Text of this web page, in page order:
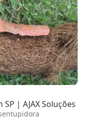
| AJAX Soluções